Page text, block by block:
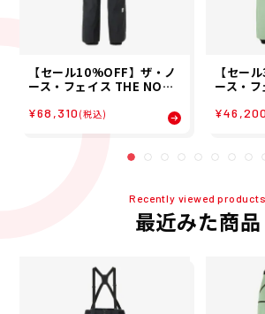
【セール10%OFF】ザ・ノ
ース・フェイス THE NORT
ノーボード ウェア パンツ R
TG ゴアテックス パンツ RT
G GORE-TEX Pant NS625
27-K メンズ レディース ユ
¥68,310 (税込)
【セー
ース・
ノーボ
イバッ
4-SE メ
¥46,200
Recently viewed products
最近みた商品